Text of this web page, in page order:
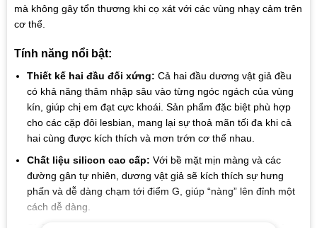
mà không gây tổn thương khi cọ xát với các vùng nhạy cảm trên
cơ thể.
Tính năng nổi bật:
Thiết kế hai đầu đối xứng: Cả hai đầu dương vật giả đều
có khả năng thâm nhập sâu vào từng ngóc ngách của vùng
kín, giúp chị em đạt cực khoái. Sản phẩm đặc biệt phù hợp
cho các cặp đôi lesbian, mang lại sự thoả mãn tối đa khi cả
hai cùng được kích thích và mơn trớn cơ thể nhau.
Chất liệu silicon cao cấp: Với bề mặt mịn màng và các
đường gân tự nhiên, dương vật giả sẽ kích thích sự hưng
phấn và dễ dàng chạm tới điểm G, giúp “nàng” lên đỉnh một
cách dễ dàng.